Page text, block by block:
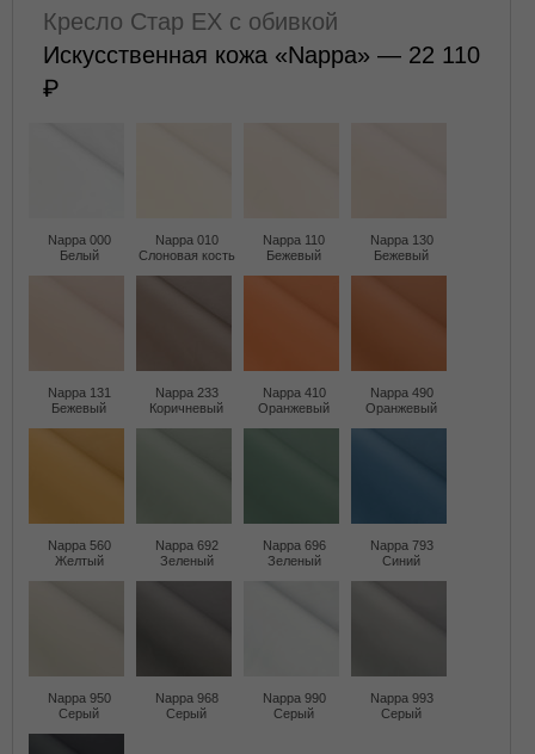
Кресло Стар EX с обивкой
Искусственная кожа «Nappa» — 22 110
Nappa 000
Белый
Nappa 010
Слоновая кость
Nappa 110
Бежевый
Nappa 130
Бежевый
Nappa 131
Бежевый
Nappa 233
Коричневый
Nappa 410
Оранжевый
Nappa 490
Оранжевый
Nappa 560
Желтый
Nappa 692
Зеленый
Nappa 696
Зеленый
Nappa 793
Синий
Nappa 950
Серый
Nappa 968
Серый
Nappa 990
Серый
Nappa 993
Серый